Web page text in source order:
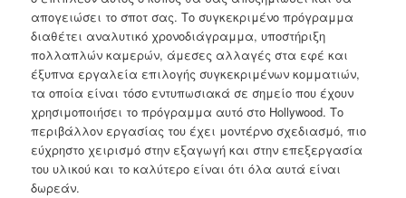
απογειώσει το σποτ σας. Το συγκεκριμένο πρόγραμμα
διαθέτει αναλυτικό χρονοδιάγραμμα, υποστήριξη
πολλαπλών καμερών, άμεσες αλλαγές στα εφέ και
έξυπνα εργαλεία επιλογής συγκεκριμένων κομματιών,
τα οποία είναι τόσο εντυπωσιακά σε σημείο που έχουν
χρησιμοποιήσει το πρόγραμμα αυτό στο Hollywood. Το
περιβάλλον εργασίας του έχει μοντέρνο σχεδιασμό, πιο
εύχρηστο χειρισμό στην εξαγωγή και στην επεξεργασία
του υλικού και το καλύτερο είναι ότι όλα αυτά είναι
δωρεάν.